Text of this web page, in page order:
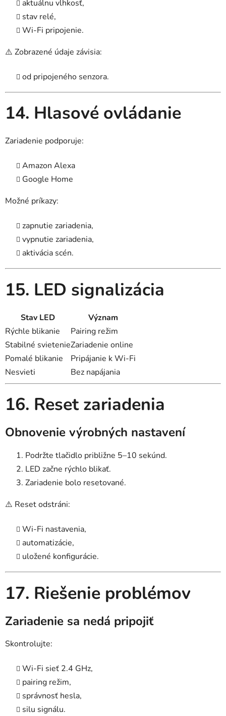
aktuálnu vlhkosť,
stav relé,
Wi-Fi pripojenie.
⚠️ Zobrazené údaje závisia:
od pripojeného senzora.
14. Hlasové ovládanie
Zariadenie podporuje:
Amazon Alexa
Google Home
Možné príkazy:
zapnutie zariadenia,
vypnutie zariadenia,
aktivácia scén.
15. LED signalizácia
Stav LED
Význam
Rýchle blikanie
Pairing režim
Stabilné svietenieZariadenie online
Pomalé blikanie
Pripájanie k Wi-Fi
Nesvieti
Bez napájania
16. Reset zariadenia
Obnovenie výrobných nastavení
Podržte tlačidlo približne 5–10 sekúnd.
LED začne rýchlo blikať.
Zariadenie bolo resetované.
⚠️ Reset odstráni:
Wi-Fi nastavenia,
automatizácie,
uložené konfigurácie.
17. Riešenie problémov
Zariadenie sa nedá pripojiť
Skontrolujte:
Wi-Fi sieť 2.4 GHz,
pairing režim,
správnosť hesla,
silu signálu.